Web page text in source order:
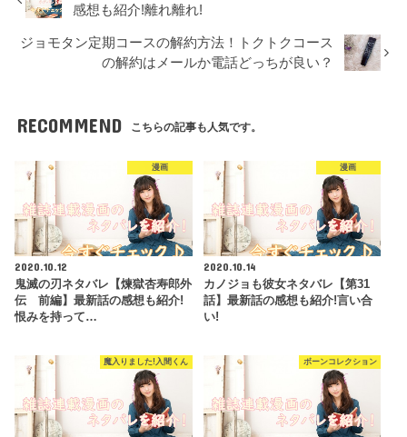
感想も紹介!離れ離れ!
ジョモタン定期コースの解約方法！トクトクコース
の解約はメールか電話どっちが良い？
RECOMMEND こちらの記事も人気です。
漫画
2020.10.12
鬼滅の刃ネタバレ【煉獄杏寿郎外
伝 前編】最新話の感想も紹介!
恨みを持って…
漫画
2020.10.14
カノジョも彼女ネタバレ【第31
話】最新話の感想も紹介!言い合
い!
魔入りました!入間くん ボーンコレクション